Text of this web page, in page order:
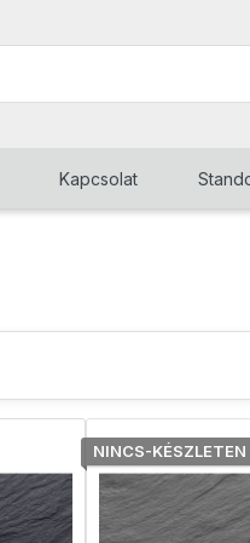
Kapcsolat
NINCS-KÉSZLETEN